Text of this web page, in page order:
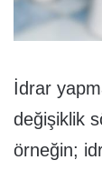
İdrar
değişiklik
örneğin;